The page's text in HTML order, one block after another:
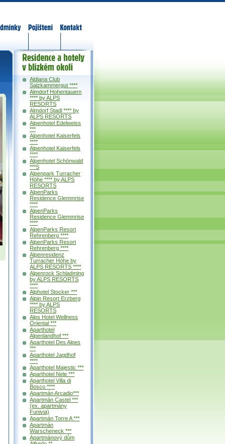
Residence a
hotely v okolí
Aldiana Club
Salzkammergut ****
Almdorf Hohentauern
**** by ALPS
RESORTS
Almdorf Stadl **** by
ALPS RESORTS
Alpenhotel Edelweiss
***
Alpenhotel Kaiserfels
****
Alpenhotel Kaiserfels
****
Alpenhotel Schönwald
***S
Alpenpark Turracher
Höhe **** by ALPS
RESORTS
AlpenParks
Residence Glemmrise
****
AlpenParks
Residence Glemmrise
****
AlpenParks Resort
Rehrenberg ****
AlpenParks Resort
Rehrenberg ****
Alpenresidenz
Turracher Höhe by
ALPS RESORTS ****
Alpenrock Schladming
by ALPS RESORTS
****
Alphotel Stocker ***
Alpin Resort Erzberg
**** by ALPS
RESORTS
Alps Hotel Wellness
Oriental ***
Aparthotel
Alpenlandhof ***
Aparthotel Des Alpes
***
Aparthotel Jagdhof
****
Aparthotel Majestic ***
Aparthotel Nele ***
Aparthotel Villa di
Bosco ****
Apartmán Arcadio***
Apartmán Castel ***
(ex. apartmány
Funivia)
Apartmán Torre A ***
Apartmán
Warscheneck ***
Apartmánový dům